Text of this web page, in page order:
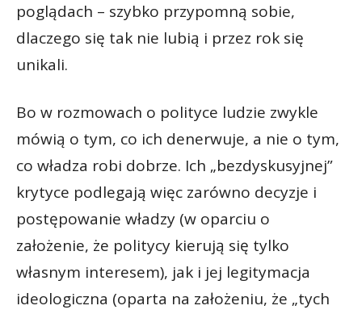
poglądach – szybko przypomną sobie,
dlaczego się tak nie lubią i przez rok się
unikali.
Bo w rozmowach o polityce ludzie zwykle
mówią o tym, co ich denerwuje, a nie o tym,
co władza robi dobrze. Ich „bezdyskusyjnej”
krytyce podlegają więc zarówno decyzje i
postępowanie władzy (w oparciu o
założenie, że politycy kierują się tylko
własnym interesem), jak i jej legitymacja
ideologiczna (oparta na założeniu, że „tych